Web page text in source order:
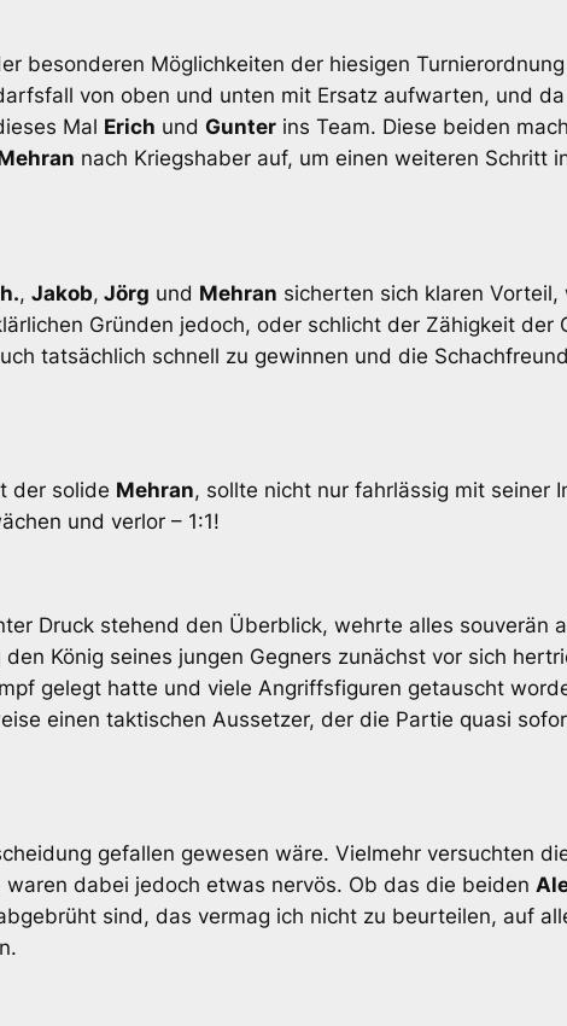
besonderen Möglichkeiten der hiesigen
von oben und unten mit Ersatz aufwarten, und
Mal Erich und Gunter ins Team. Diese beiden
nach Kriegshaber auf, um einen weiteren Schritt
, Jakob, Jörg und Mehran sicherten sich klaren Vorteil,
Gründen jedoch, oder schlicht der Zähigkeit der
tatsächlich schnell zu gewinnen und die
der solide Mehran, sollte nicht nur fahrlässig mit seiner
und verlor – 1:1!
Druck stehend den Überblick, wehrte alles souverän
den König seines jungen Gegners zunächst vor sich
gelegt hatte und viele Angriffsfiguren getauscht
einen taktischen Aussetzer, der die Partie quasi
gefallen gewesen wäre. Vielmehr versuchten
dabei jedoch etwas nervös. Ob das die beiden
sind, das vermag ich nicht zu beurteilen, auf